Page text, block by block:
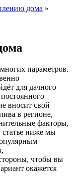
дома »
параметров.
для дачного
вносит свой
в регионе,
факторы,
статье ниже мы
чтобы вы
окажется